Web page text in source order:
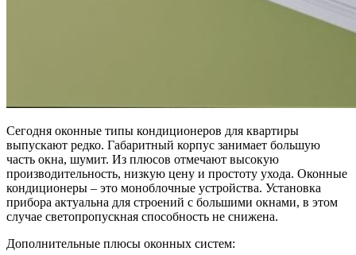
Сегодня оконные типы кондиционеров для квартиры
выпускают редко. Габаритный корпус занимает большую
часть окна, шумит. Из плюсов отмечают высокую
производительность, низкую цену и простоту ухода. Оконные
кондиционеры – это моноблочные устройства. Установка
прибора актуальна для строений с большими окнами, в этом
случае светопропускная способность не снижена.
Дополнительные плюсы оконных систем: